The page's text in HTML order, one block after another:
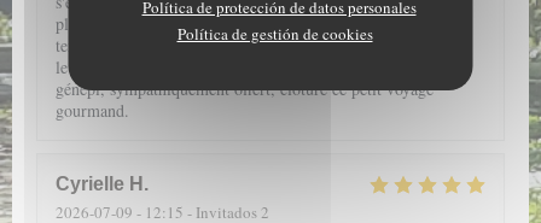
Política de protección de datos personales
Política de gestión de cookies
plats fins et légers. De l'entrée au dessert, une farandole de
textures douces au caractère souligné, vous accompagne pour
le plus grand plaisir de la bouche. Enfin, le petit verre de
génépi, sympathiquement offert, clôture ce petit voyage
gourmand.
Cyrielle H
2026-07-09 - 12:15 - Invitados 2